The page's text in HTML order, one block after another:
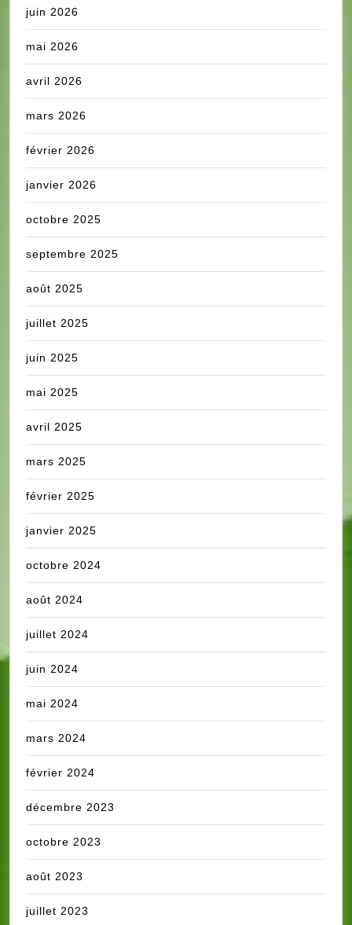
juin 2026
mai 2026
avril 2026
mars 2026
février 2026
janvier 2026
octobre 2025
septembre 2025
août 2025
juillet 2025
juin 2025
mai 2025
avril 2025
mars 2025
février 2025
janvier 2025
octobre 2024
août 2024
juillet 2024
juin 2024
mai 2024
mars 2024
février 2024
décembre 2023
octobre 2023
août 2023
juillet 2023